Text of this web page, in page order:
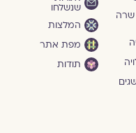
שרה
שנשלחו
המלצות
מפת אתר
תודות